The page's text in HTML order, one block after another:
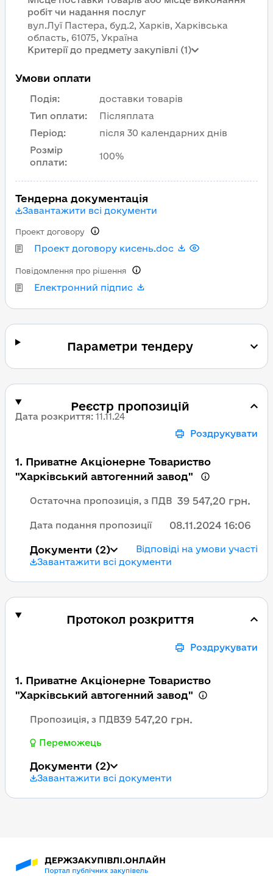
робіт чи надання послуг
вул.Луї Пастера, буд.2, Харків, Харківська
область, 61075, Україна
Критерії до предмету закупівлі (1)
Умови оплати
Подія:
доставки товарів
Тип оплати:
Післяплата
Період:
після 30 календарних днів
Розмір
оплати:
100%
Тендерна документація
Завантажити всі документи
Проект договору кисень.doc
Проект договору
Електронний підпис
Повідомлення про рішення
Параметри тендеру
Реєстр пропозицій
Дата розкриття: 11.11.24
Роздрукувати
1. Приватне Акціонерне Товариство
"Харківський автогенний завод"
Остаточна пропозиція, з ПДВ 39 547,20 грн.
Дата подання пропозиції 08.11.2024 16:06
Документи (2)
Відповіді на умови участі
Завантажити всі документи
Протокол розкриття
Роздрукувати
1. Приватне Акціонерне Товариство
"Харківський автогенний завод"
Пропозиція, з ПДВ39 547,20 грн.
Переможець
Документи (2)
Завантажити всі документи